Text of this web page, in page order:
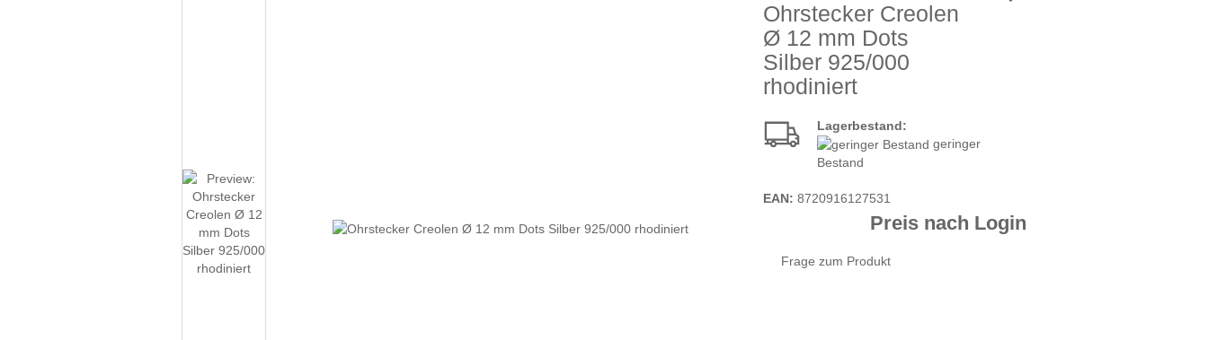
Ohrstecker Creolen
Ø 12 mm Dots
Silber 925/000
rhodiniert
Lagerbestand:
geringer
Bestand
EAN: 8720916127531
Preis nach Login
Frage zum Produkt